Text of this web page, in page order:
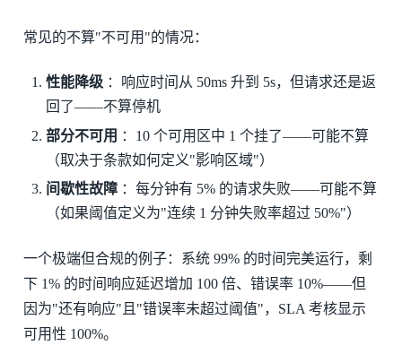
常见的不算"不可用"的情况：
性能降级 ：响应时间从 50ms 升到 5s，但请求还是返
回了——不算停机
部分不可用 ：10 个可用区中 1 个挂了——可能不算
（取决于条款如何定义"影响区域"）
间歇性故障 ：每分钟有 5% 的请求失败——可能不算
（如果阈值定义为"连续 1 分钟失败率超过 50%"）
一个极端但合规的例子：系统 99% 的时间完美运行，剩
下 1% 的时间响应延迟增加 100 倍、错误率 10%——但
因为"还有响应"且"错误率未超过阈值"，SLA 考核显示
可用性 100%。